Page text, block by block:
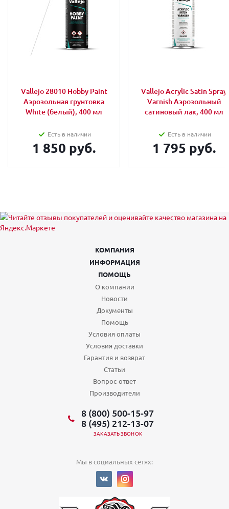
Vallejo 28010 Hobby Paint
Аэрозольная грунтовка
White (белый), 400 мл
Есть в наличии
1 850 руб.
Vallejo Acrylic Satin Spray
Varnish Аэрозольный
сатиновый лак, 400 мл
Есть в наличии
1 795 руб.
КОМПАНИЯ
ИНФОРМАЦИЯ
ПОМОЩЬ
О компании
Новости
Документы
Помощь
Условия оплаты
Условия доставки
Гарантия и возврат
Статьи
Вопрос-ответ
Производители
8 (800) 500-15-97
8 (495) 212-13-07
ЗАКАЗАТЬ ЗВОНОК
Мы в социальных сетях: